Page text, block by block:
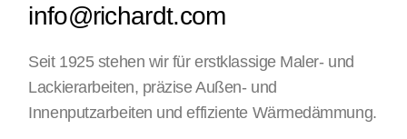
info@richardt.com
Seit 1925 stehen wir für erstklassige Maler- und
Lackierarbeiten, präzise Außen- und
Innenputzarbeiten und effiziente Wärmedämmung.